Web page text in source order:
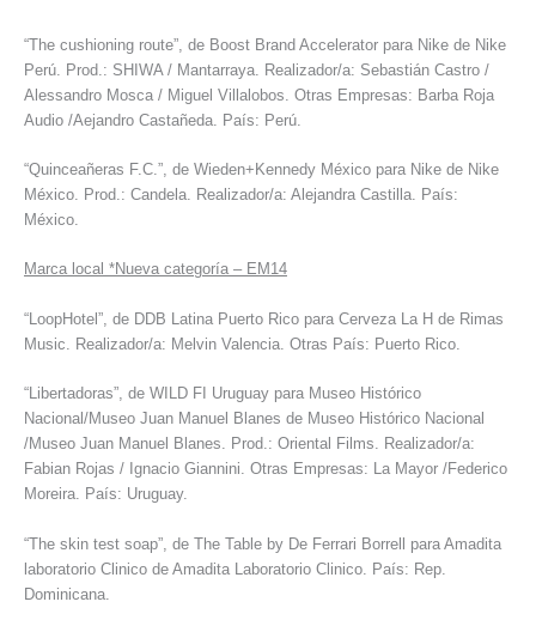
“The cushioning route”, de Boost Brand Accelerator para Nike de Nike
Perú. Prod.: SHIWA / Mantarraya. Realizador/a: Sebastián Castro /
Alessandro Mosca / Miguel Villalobos. Otras Empresas: Barba Roja
Audio /Aejandro Castañeda. País: Perú.
“Quinceañeras F.C.”, de Wieden+Kennedy México para Nike de Nike
México. Prod.: Candela. Realizador/a: Alejandra Castilla. País:
México.
Marca local *Nueva categoría – EM14
“LoopHotel”, de DDB Latina Puerto Rico para Cerveza La H de Rimas
Music. Realizador/a: Melvin Valencia. Otras País: Puerto Rico.
“Libertadoras”, de WILD FI Uruguay para Museo Histórico
Nacional/Museo Juan Manuel Blanes de Museo Histórico Nacional
/Museo Juan Manuel Blanes. Prod.: Oriental Films. Realizador/a:
Fabian Rojas / Ignacio Giannini. Otras Empresas: La Mayor /Federico
Moreira. País: Uruguay.
“The skin test soap”, de The Table by De Ferrari Borrell para Amadita
laboratorio Clinico de Amadita Laboratorio Clinico. País: Rep.
Dominicana.